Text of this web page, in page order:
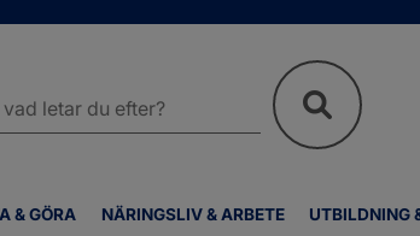
& GÖRA NÄRINGSLIV & ARBETE UTBILDNING